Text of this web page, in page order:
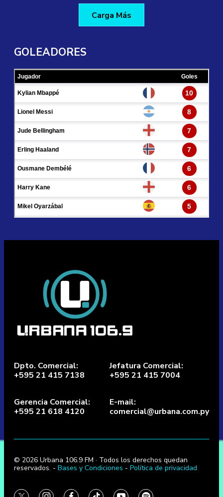
Carga Más
GOLEADORES
Dpto. Comercial:
+595 21 415 7138
Jefatura Comercial:
+595 21 415 7004
Gerencia Comercial:
+595 21 618 4120
E-mail:
comercial@urbana.com.py
© 2026 Urbana 106.9 FM · Todos los derechos quedan
reservados. - Bases y Condiciones - Política de privacidad